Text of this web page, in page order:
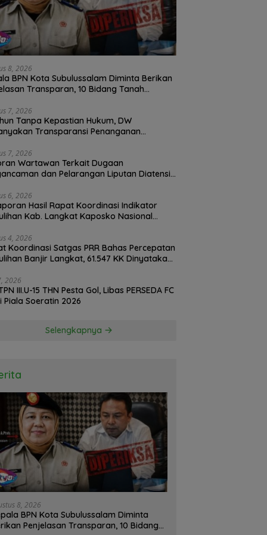
8, 2026
BPN Kota Subulussalam Diminta Berikan
Transparan, 10 Bidang Tanah
7, 2026
Tanpa Kepastian Hukum, DW
Transparansi Penanganan
7, 2026
Wartawan Terkait Dugaan
dan Pelarangan Liputan Diatensi
6, 2026
Hasil Rapat Koordinasi Indikator
Kab. Langkat Kaposko Nasional
4, 2026
Koordinasi Satgas PRR Bahas Percepatan
Banjir Langkat, 61.547 KK Dinyatakan
2026
III.U-15 THN Pesta Gol, Libas PERSEDA FC
Piala Soeratin 2026
Selengkapnya
8, 2026
BPN Kota Subulussalam Diminta
Penjelasan Transparan, 10 Bidang